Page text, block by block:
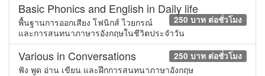
Basic Phonics and English in Daily life
250 บาท ต่อชั่วโมง
พื้นฐานการออกเสียง โฟนิกส์ ไวยกรณ์
และการสนทนาภาษารอังกฤษในชีวิตประจำวัน
Various in Conversations 250 บาท ต่อชั่วโมง
ฟัง พูด อ่าน เขียน และฝึกการสนทนาภาษาอังกฤษ